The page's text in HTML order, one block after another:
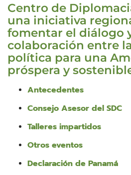
Centro de
una iniciativa
fomentar el diálogo
colaboración entre
política para una
próspera y
Antecedentes
Consejo Asesor del SDC
Talleres impartidos
Otros eventos
Declaración de Panamá